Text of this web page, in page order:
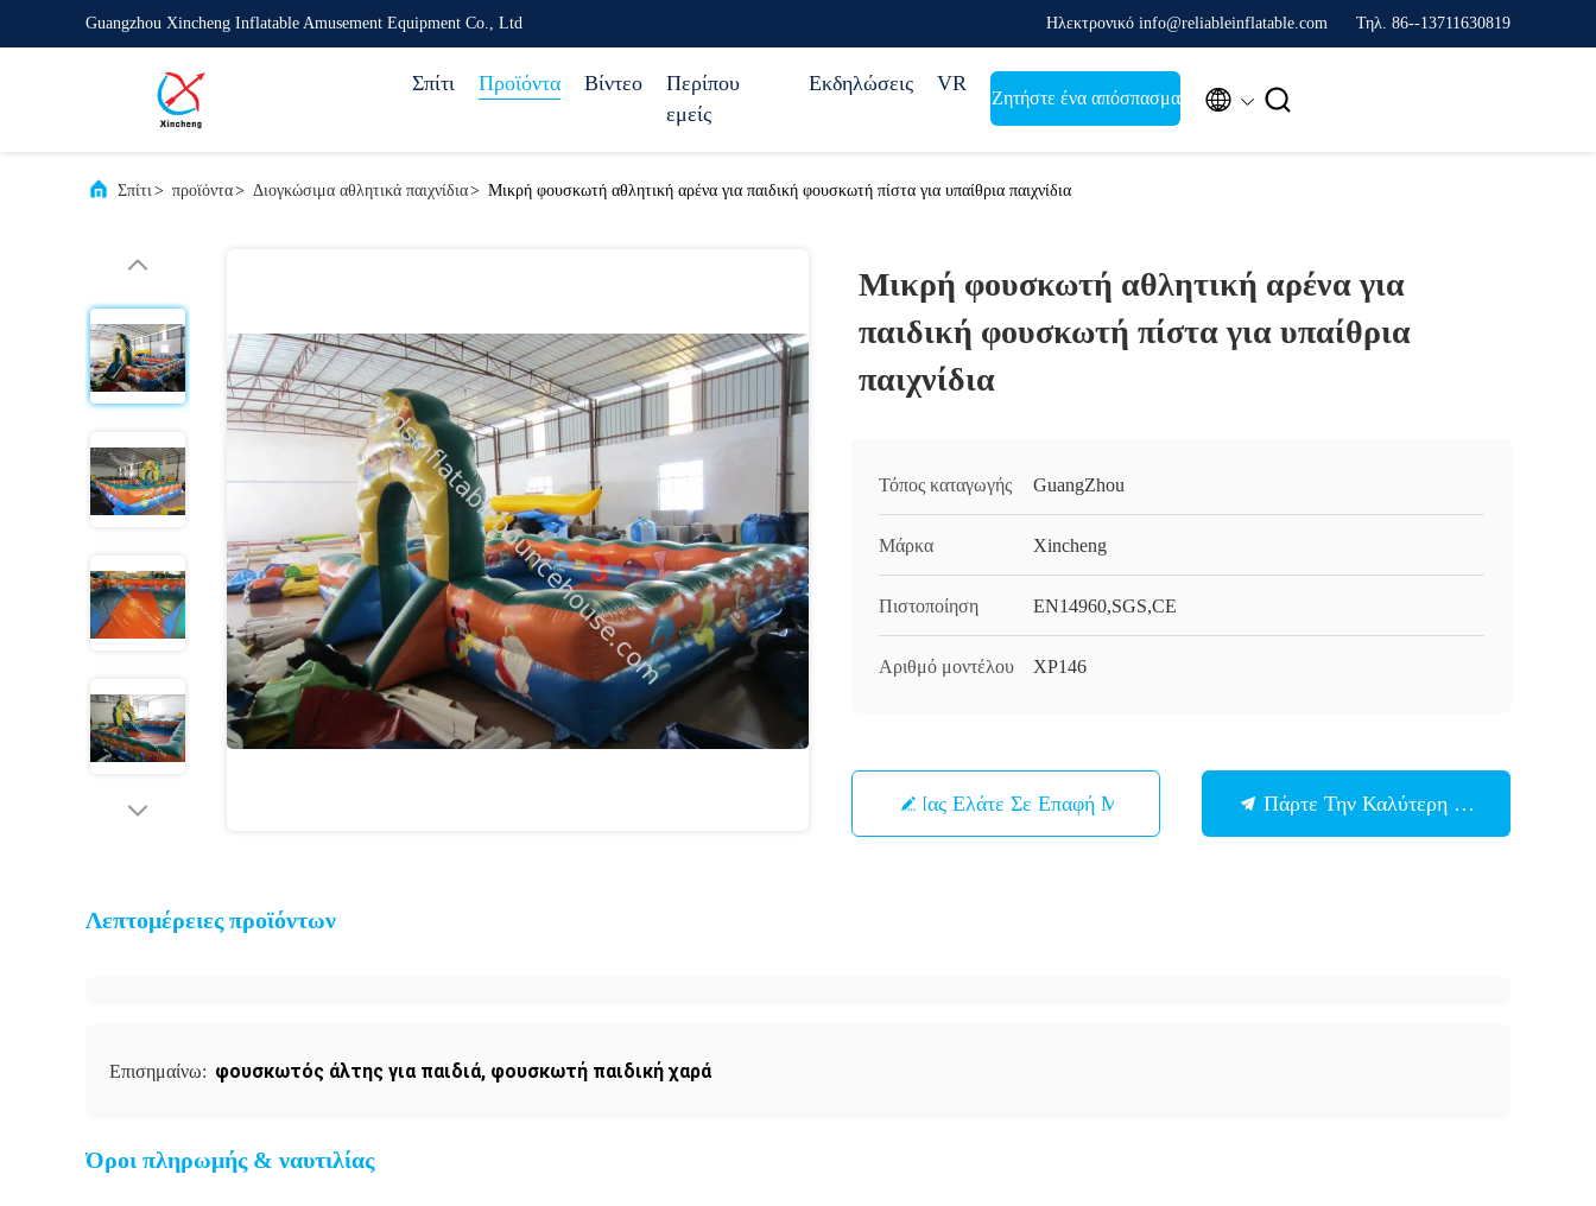
Guangzhou Xincheng Inflatable Amusement Equipment Co., Ltd Ηλεκτρονικό info@reliableinflatable.com Τηλ. 86--13711630819
Σπίτι Προϊόντα Βίντεο
Περίπου
εμείς
Εκδηλώσεις VR
Ζητήστε ένα απόσπασμα  
Σπίτι> προϊόντα> Διογκώσιμα αθλητικά παιχνίδια> Μικρή φουσκωτή αθλητική αρένα για παιδική φουσκωτή πίστα για υπαίθρια παιχνίδια
Μικρή φουσκωτή αθλητική αρένα για
παιδική φουσκωτή πίστα για υπαίθρια
παιχνίδια
Τόπος καταγωγής GuangZhou
Μάρκα Xincheng
Πιστοποίηση EN14960,SGS,CE
Αριθμό μοντέλου XP146
Μας Ελάτε Σε Επαφή Με Πάρτε Την Καλύτερη Τιμή
Λεπτομέρειες προϊόντων
Επισημαίνω: φουσκωτός άλτης για παιδιά, φουσκωτή παιδική χαρά
Όροι πληρωμής & ναυτιλίας